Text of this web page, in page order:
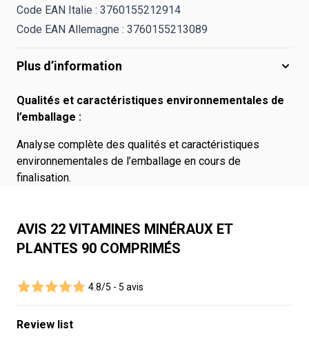
Code EAN Italie : 3760155212914
Code EAN Allemagne : 3760155213089
Plus d’information
Qualités et caractéristiques environnementales de
l’emballage :
Analyse complète des qualités et caractéristiques
environnementales de l’emballage en cours de
finalisation.
AVIS 22 VITAMINES MINÉRAUX ET
PLANTES 90 COMPRIMÉS
4.8/5 - 5 avis
Review list